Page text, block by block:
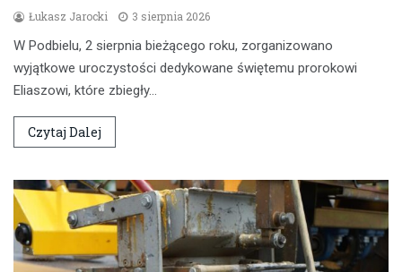
Łukasz Jarocki 3 sierpnia 2026
W Podbielu, 2 sierpnia bieżącego roku, zorganizowano
wyjątkowe uroczystości dedykowane świętemu prorokowi
Eliaszowi, które zbiegły…
Czytaj Dalej